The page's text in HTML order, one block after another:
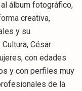
álbum fotográfico,
creativa,
y su
César
con edades
y con perfiles muy
de la